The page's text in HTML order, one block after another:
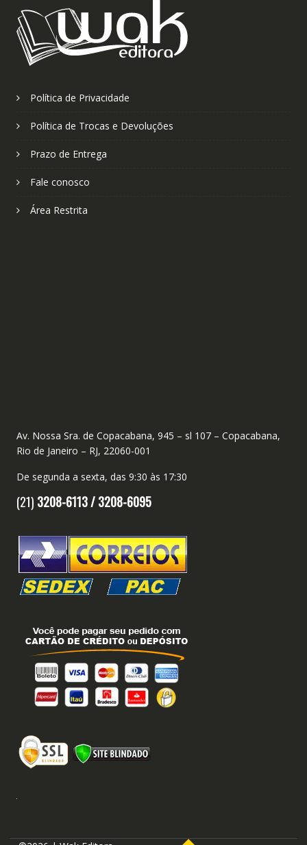
Política de Privacidade
Política de Trocas e Devoluções
Prazo de Entrega
Fale conosco
Área Restrita
Av. Nossa Sra. de Copacabana, 945 – sl 107 – Copacabana,
Rio de Janeiro – RJ, 22060-001
De segunda a sexta, das 9:30 às 17:30
(21) 3208-6113 /3208-6095